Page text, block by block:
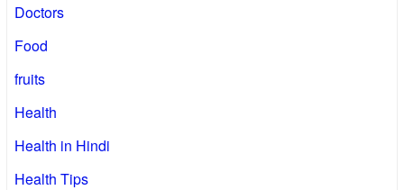
Doctors
Food
fruits
Health
Health in Hindi
Health Tips